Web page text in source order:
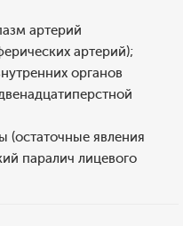
артерий
артерий);
органов
(остаточные явления
паралич лицевого